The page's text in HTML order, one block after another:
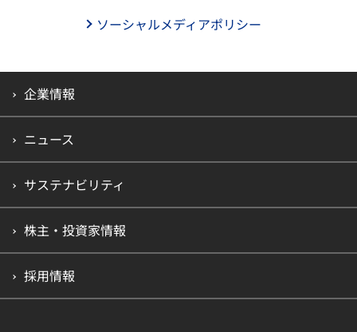
ソーシャルメディアポリシー
企業情報
ニュース
サステナビリティ
株主・投資家情報
採用情報